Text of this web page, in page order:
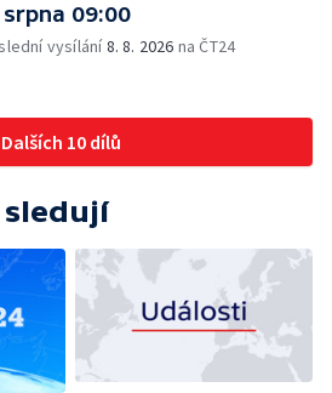
srpna 09:00
vysílání8. 8. 2026 na ČT24
Dalších 10 dílů
sledují